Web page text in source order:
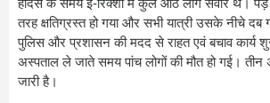
हादसे के समय ई-रिक्शा में कुल आठ लोग सवार थे। पेड़
तरह क्षतिग्रस्त हो गया और सभी यात्री उसके नीचे दब
पुलिस और प्रशासन की मदद से राहत एवं बचाव कार्य
अस्पताल ले जाते समय पांच लोगों की मौत हो गई। तीन
जारी है।